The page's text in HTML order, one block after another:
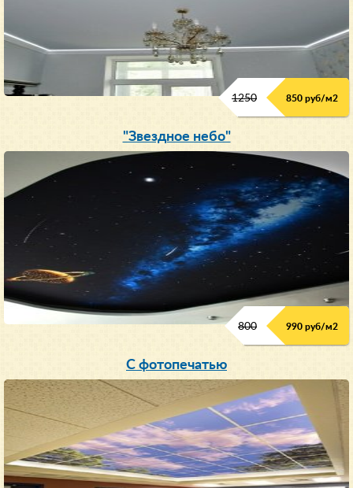
1250 850 руб/м2
"Звездное небо"
800 990 руб/м2
С фотопечатью